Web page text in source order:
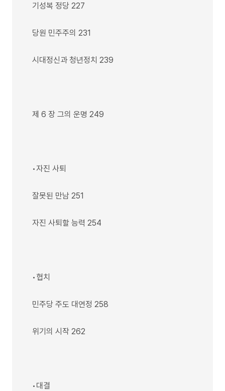
기성복 정당 227
당원 민주주의 231
시대정신과 청년정치 239
제 6 장 그의 운명 249
•자진 사퇴
잘못된 만남 251
자진 사퇴할 능력 254
•협치
민주당 주도 대연정 258
위기의 시작 262
•대결